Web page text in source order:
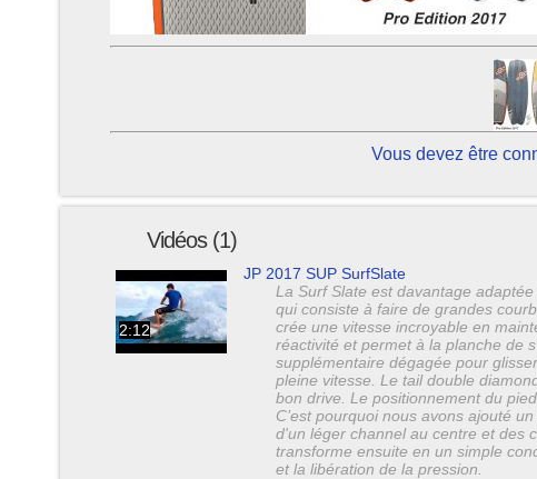
Vous devez être
Vidéos (1)
2:12
JP 2017 SUP SurfSlate
La Surf Slate est davantage
qui consiste à faire de grandes
crée une vitesse incroyable en
réactivité et permet à la planche de
supplémentaire dégagée pour
pleine vitesse. Le tail double
bon drive. Le positionnement du
C’est pourquoi nous avons ajouté
d'un léger channel au centre et des
transforme ensuite en un simple
et la libération de la pression.